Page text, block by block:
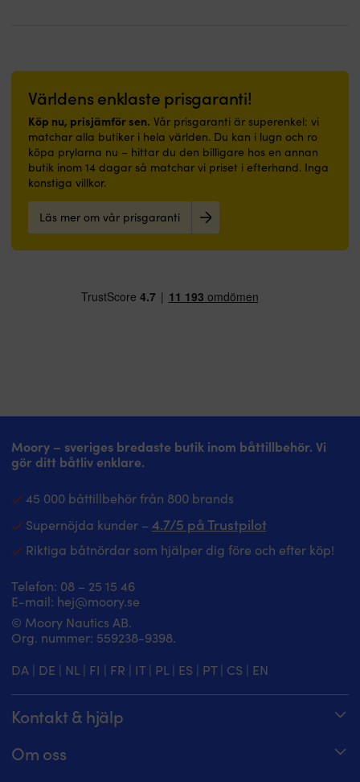
Världens enklaste prisgaranti!
Köp nu, prisjämför sen. Vår prisgaranti är superenkel: vi
matchar alla butiker i hela världen. Du kan i lugn och ro
köpa prylarna nu – hittar du den billigare hos en annan
butik inom 14 dagar så matchar vi priset i efterhand. Inga
konstiga villkor.
Läs mer om vår prisgaranti
Moory – sveriges bredaste butik inom båttillbehör. Vi
gör ditt båtliv enklare.
45 000 båttillbehör från 800 brands
Supernöjda kunder – 4.7/5 på Trustpilot
Riktiga båtnördar som hjälper dig före och efter köp!
Telefon: 08 – 25 15 46
E-mail: hej@moory.se
© Moory Nautics AB.
Org. nummer: 5‍59238-9398.
DA | DE | NL| FI | FR | IT| PL| ES | PT| CS | EN
Kontakt & hjälp
Om oss